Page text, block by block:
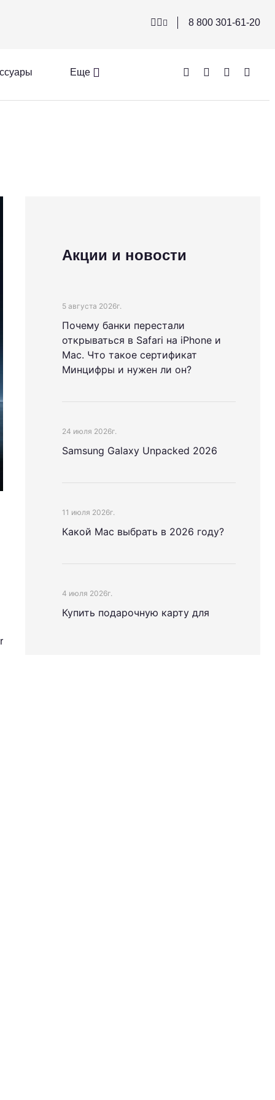
8 800 301-61-20
Еще
Акции и новости
5 августа 2026г.
Почему банки перестали
открываться в Safari на iPhone и
Mac. Что такое сертификат
Минцифры и нужен ли он?
24 июля 2026г.
Samsung Galaxy Unpacked 2026
11 июля 2026г.
Какой Mac выбрать в 2026 году?
4 июля 2026г.
Купить подарочную карту для